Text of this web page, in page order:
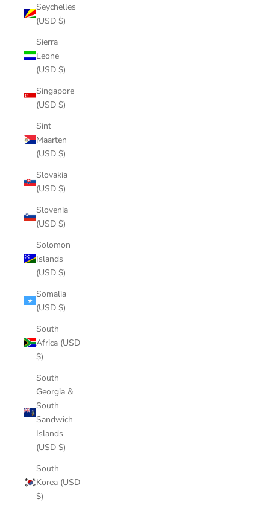
Seychelles
(USD $)
Sierra
Leone
(USD $)
Singapore
(USD $)
Sint
Maarten
(USD $)
Slovakia
(USD $)
Slovenia
(USD $)
Solomon
Islands
(USD $)
Somalia
(USD $)
South
Africa (USD
$)
South
Georgia &
South
Sandwich
Islands
(USD $)
South
Korea (USD
$)